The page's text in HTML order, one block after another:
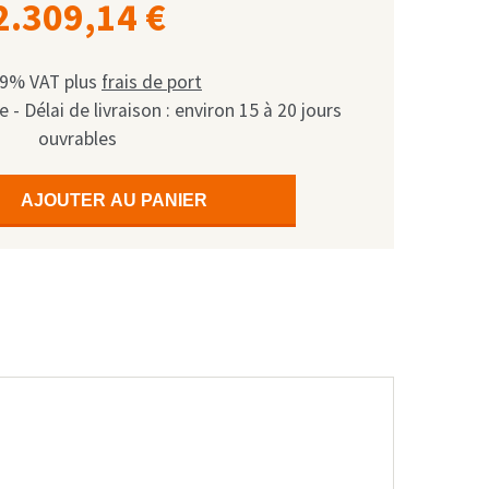
€
VAT plus frais de port
- Délai de livraison : environ 15 à 20 jours
ouvrables
AJOUTER AU PANIER